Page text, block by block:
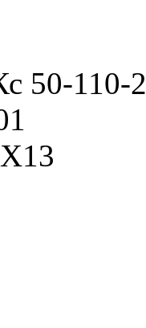
50-